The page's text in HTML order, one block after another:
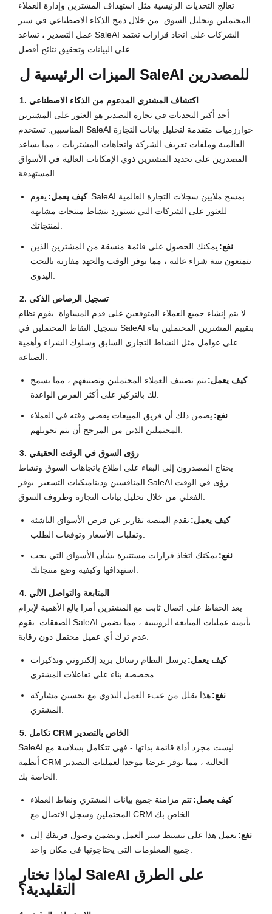
تعالج التحديات الرئيسية مثل استهداف المشترين وإدارة العملاء
المحتملين وتحليل السوق. من خلال دمج الذكاء الاصطناعي في سير
عمل التصدير ، تساعد SaleAI الشركات على اتخاذ قرارات تعتمد
على البيانات وتحقيق نتائج أفضل.
الميزات الرئيسية ل SaleAI للمصدرين
1. اكتشاف المشتري المدعوم من الذكاء الاصطناعي
أحد أكبر التحديات في تجارة التصدير هو العثور على المشترين
المناسبين. تستخدم SaleAI خوارزميات متقدمة لتحليل بيانات التجارة
العالمية وملفات تعريف الشركة واتجاهات المشتريات ، مما يساعد
المصدرين على تحديد المشترين ذوي الإمكانات العالية في الأسواق
المستهدفة.
كيف يعمل: يقوم SaleAI بمسح ملايين سجلات التجارة العالمية
للعثور على الشركات التي تستورد بنشاط منتجات مشابهة
لمنتجاتك.
نفع: يمكنك الحصول على قائمة منسقة من المشترين الذين
يتمتعون بنية شراء عالية ، مما يوفر الوقت والجهد مقارنة بالبحث
اليدوي.
2. تسجيل الرصاص الذكي
لا يتم إنشاء جميع العملاء المتوقعين على قدم المساواة. يقوم نظام
تسجيل النقاط المحتملين في SaleAI بتقييم المشترين المحتملين بناء
على عوامل مثل النشاط التجاري السابق وسلوك الشراء وأهمية
الصناعة.
كيف يعمل: يتم تصنيف العملاء المحتملين وتصنيفهم ، مما يسمح
لك بالتركيز على أكثر الفرص الواعدة.
نفع: يضمن ذلك أن فريق المبيعات يقضي وقته في العملاء
المحتملين الذين من المرجح أن يتم تحويلهم.
3. رؤى السوق في الوقت الحقيقي
يحتاج المصدرون إلى البقاء على اطلاع باتجاهات السوق ونشاط
المنافسين وديناميكيات التسعير. يوفر SaleAI رؤى في الوقت
الفعلي من خلال تحليل بيانات التجارة وظروف السوق.
كيف يعمل:تقدم المنصة تقارير عن فرص الأسواق الناشئة
وتقلبات الأسعار وتوقعات الطلب.
نفع: يمكنك اتخاذ قرارات مستنيرة بشأن الأسواق التي يجب
استهدافها وكيفية وضع منتجاتك.
4. المتابعة والتواصل الآلي
يعد الحفاظ على اتصال ثابت مع المشترين أمرا بالغ الأهمية لإبرام
الصفقات. يقوم SaleAI بأتمتة عمليات المتابعة الروتينية ، مما يضمن
عدم ترك أي عميل محتمل دون رقابة.
كيف يعمل: يرسل النظام رسائل بريد إلكتروني وتذكيرات
مخصصة بناء على تفاعلات المشتري.
نفع:هذا يقلل من عبء العمل اليدوي مع تحسين مشاركة
المشتري.
5. تكامل CRM الخاص بالتصدير
SaleAI ليست مجرد أداة قائمة بذاتها - فهي تتكامل بسلاسة مع
أنظمة CRM الحالية ، مما يوفر عرضا موحدا لعمليات التصدير
الخاصة بك.
كيف يعمل:تتم مزامنة جميع بيانات المشتري ونقاط العملاء
المحتملين وسجل الاتصال مع CRM الخاص بك.
نفع: يعمل هذا على تبسيط سير العمل ويضمن وصول فريقك إلى
جميع المعلومات التي يحتاجونها في مكان واحد.
لماذا تختار SaleAI على الطرق
التقليدية؟